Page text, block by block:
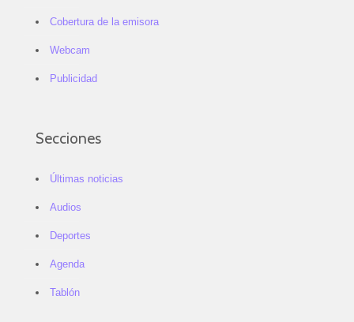
Cobertura de la emisora
Webcam
Publicidad
Secciones
Últimas noticias
Audios
Deportes
Agenda
Tablón